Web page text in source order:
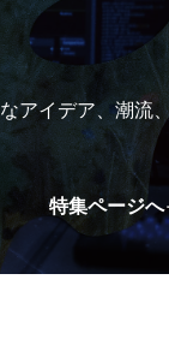
アイデア、潮流
特集ページへ